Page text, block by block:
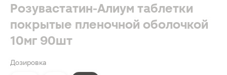
Розувастатин-Алиум таблетки
покрытые пленочной оболочкой
10мг 90шт
Дозировка